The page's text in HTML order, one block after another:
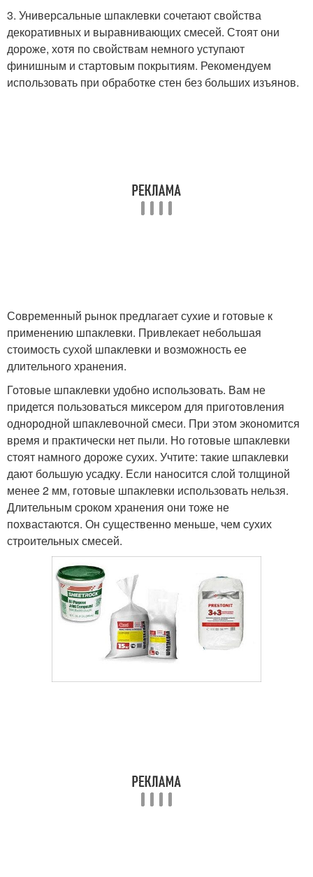
3. Универсальные шпаклевки сочетают свойства
декоративных и выравнивающих смесей. Стоят они
дороже, хотя по свойствам немного уступают
финишным и стартовым покрытиям. Рекомендуем
использовать при обработке стен без больших изъянов.
Современный рынок предлагает сухие и готовые к
применению шпаклевки. Привлекает небольшая
стоимость сухой шпаклевки и возможность ее
длительного хранения.
Готовые шпаклевки удобно использовать. Вам не
придется пользоваться миксером для приготовления
однородной шпаклевочной смеси. При этом экономится
время и практически нет пыли. Но готовые шпаклевки
стоят намного дороже сухих. Учтите: такие шпаклевки
дают большую усадку. Если наносится слой толщиной
менее 2 мм, готовые шпаклевки использовать нельзя.
Длительным сроком хранения они тоже не
похвастаются. Он существенно меньше, чем сухих
строительных смесей.